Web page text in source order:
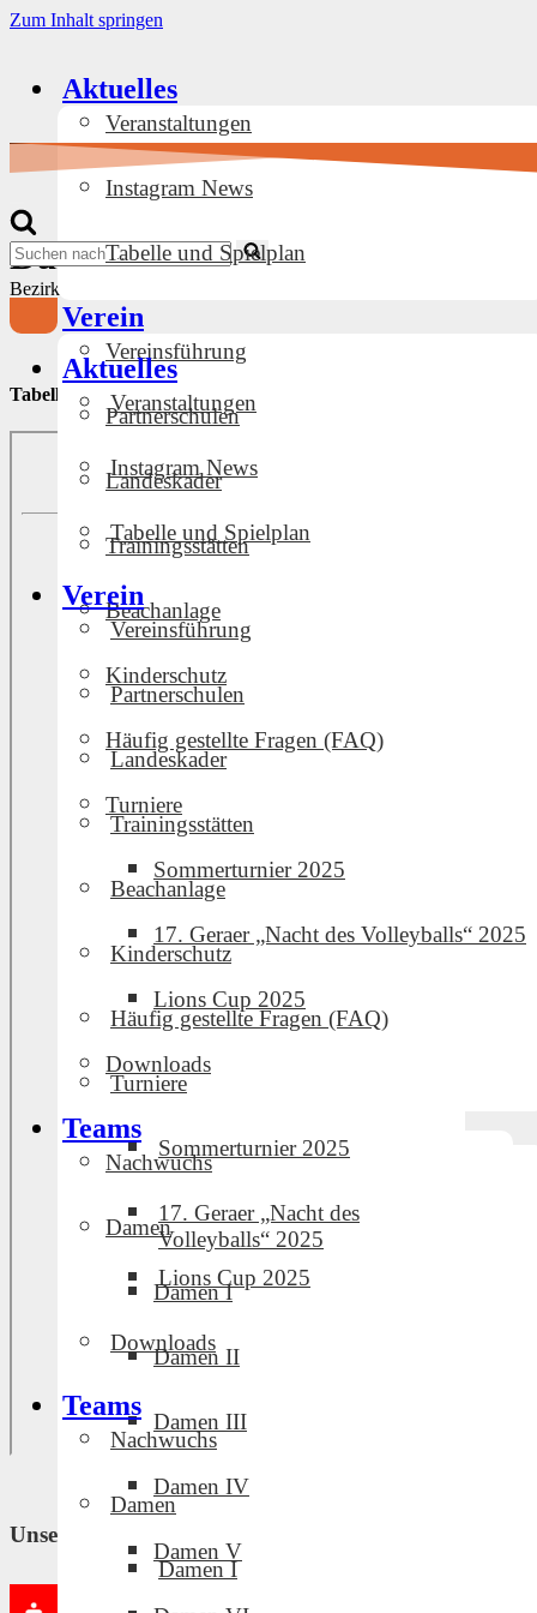
Zum Inhalt springen
Aktuelles
Veranstaltungen
Instagram News
Tabelle und Spielplan
Verein
Vereinsführung
Partnerschulen
Landeskader
Trainingsstätten
Beachanlage
Kinderschutz
Häufig gestellte Fragen (FAQ)
Turniere
Sommerturnier 2025
17. Geraer „Nacht des Volleyballs“ 2025
Lions Cup 2025
Downloads
Teams
Nachwuchs
Damen
Damen I
Damen II
Damen III
Damen IV
Damen V
Navigationsmenü
Suchen
nach …
Navigationsmenü
Aktuelles
Veranstaltungen
Instagram News
Tabelle und Spielplan
Verein
Vereinsführung
Partnerschulen
Landeskader
Trainingsstätten
Beachanlage
Kinderschutz
Häufig gestellte Fragen (FAQ)
Turniere
Sommerturnier 2025
17. Geraer „Nacht des
Volleyballs“ 2025
Lions Cup 2025
Downloads
Teams
Nachwuchs
Damen
Damen I
Damen III
Bezirksliga Ost Daman
Tabelle und Spiele
Unsere Partner und Sponsoren